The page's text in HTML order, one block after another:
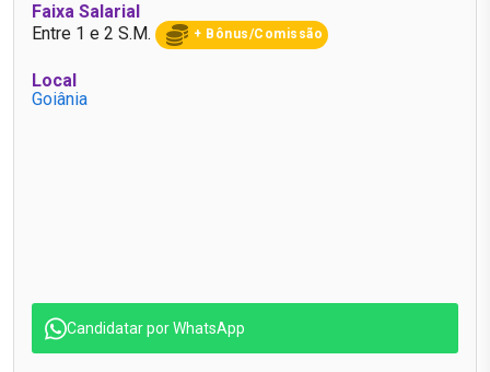
Faixa Salarial
Entre 1 e 2 S.M.
+ Bônus/Comissão
Local
Goiânia
Candidatar por WhatsApp